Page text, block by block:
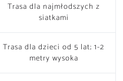
Trasa dla najmłodszych z
siatkami
Trasa dla dzieci od 5 lat; 1-2
metry wysoka